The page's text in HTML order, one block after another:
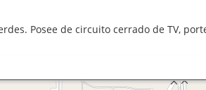
Posee de circuito cerrado de TV,